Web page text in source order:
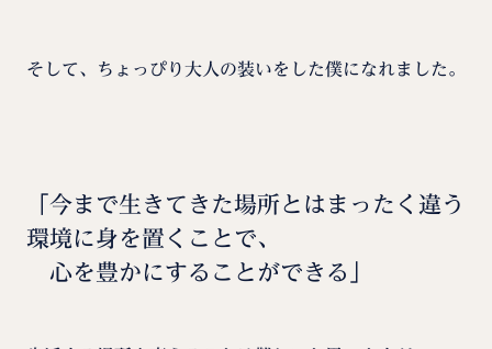
そして、ちょっぴり大人の装いをした僕になれました。
「今まで生きてきた場所とはまったく違う
環境に身を置くことで、
心を豊かにすることができる」